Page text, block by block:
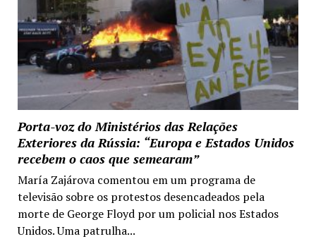
Porta-voz do Ministérios das Relações
Exteriores da Rússia: “Europa e Estados Unidos
recebem o caos que semearam”
María Zajárova comentou em um programa de
televisão sobre os protestos desencadeados pela
morte de George Floyd por um policial nos Estados
Unidos. Uma patrulha...